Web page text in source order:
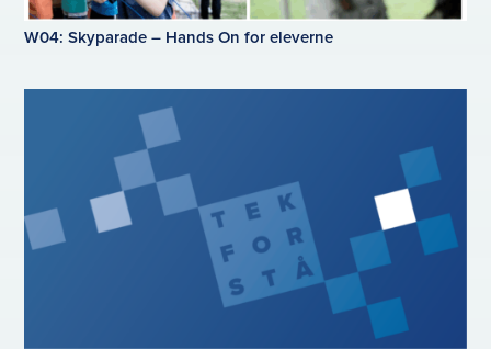
W04: Skyparade – Hands On for eleverne